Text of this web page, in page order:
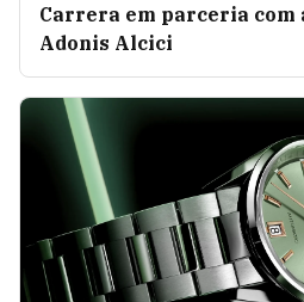
Carrera em parceria
Adonis Alcici